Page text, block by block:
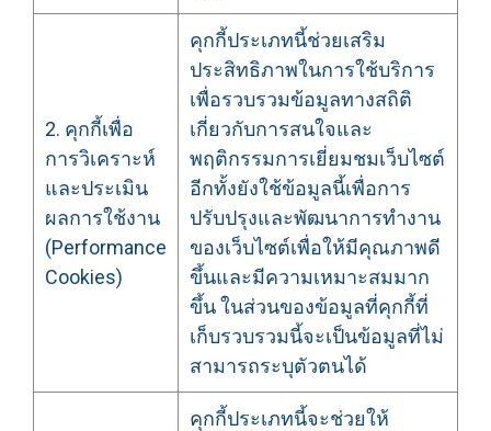
2. คุกกี้เพื่อ
การวิเคราะห์
และประเมิน
ผลการใช้งาน
(Performance
Cookies)
คุกกี้ประเภทนี้ช่วยเสริม
ประสิทธิภาพในการใช้บริการ
เพื่อรวบรวมข้อมูลทางสถิติ
เกี่ยวกับการสนใจและ
พฤติกรรมการเยี่ยมชมเว็บไซต์
อีกทั้งยังใช้ข้อมูลนี้เพื่อการ
ปรับปรุงและพัฒนาการทำงาน
ของเว็บไซต์เพื่อให้มีคุณภาพดี
ขึ้นและมีความเหมาะสมมาก
ขึ้น ในส่วนของข้อมูลที่คุกกี้ที่
เก็บรวบรวมนี้จะเป็นข้อมูลที่ไม่
สามารถระบุตัวตนได้
คุกกี้ประเภทนี้จะช่วยให้